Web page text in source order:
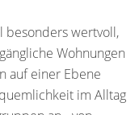
besonders wertvoll,
Wohnungen
auf einer Ebene
im Alltag